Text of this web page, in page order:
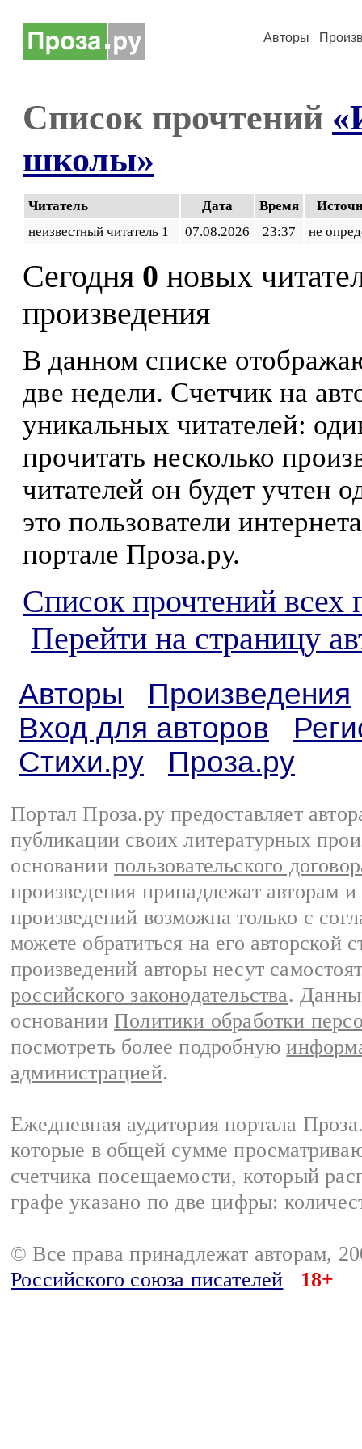
Авторы
Список прочтений
школы»
Читатель Дата Время
неизвестный читатель 1
07.08.2026 23:37 не
Сегодня 0 новых
произведения
В данном списке
две недели. Счетчик на
уникальных читателей:
прочитать несколько
читателей он будет учтен
это пользователи
портале Проза.ру.
Список прочтений всех
Перейти на страницу
Авторы
Произведения
Вход для авторов
Стихи.ру
Проза.ру
Портал Проза.ру предоставляет
публикации своих литературных
основании пользовательского
произведения принадлежат авторам
произведений возможна только с
можете обратиться на его авторской
произведений авторы несут
российского законодательства.
основании Политики обработки
посмотреть более подробную
администрацией.
Ежедневная аудитория портала
которые в общей сумме
счетчика посещаемости, который
графе указано по две цифры:
© Все права принадлежат авторам,
Российского союза писателей
18+